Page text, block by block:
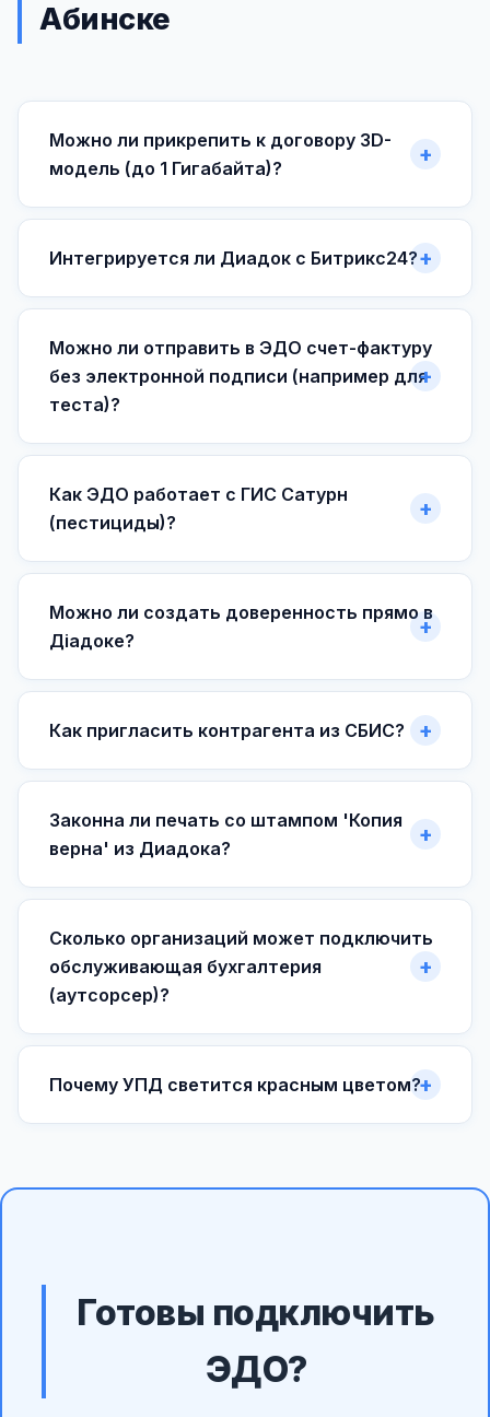
Абинске
Можно ли прикрепить к договору 3D-
модель (до 1 Гигабайта)?
Интегрируется ли Диадок с Битрикс24?
Можно ли отправить в ЭДО счет-фактуру
без электронной подписи (например для
теста)?
Как ЭДО работает с ГИС Сатурн
(пестициды)?
Можно ли создать доверенность прямо в
Діадоке?
Как пригласить контрагента из СБИС?
Законна ли печать со штампом 'Копия
верна' из Диадока?
Сколько организаций может подключить
обслуживающая бухгалтерия
(аутсорсер)?
Почему УПД светится красным цветом?
Готовы подключить
ЭДО?